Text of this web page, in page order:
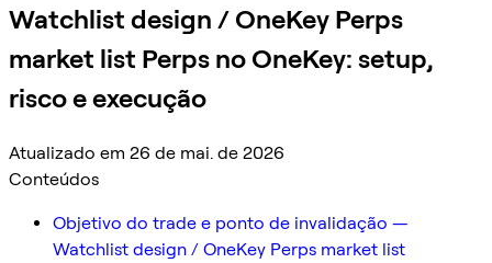
Watchlist design / OneKey Perps
market list Perps no OneKey: setup,
risco e execução
Atualizado em 26 de mai. de 2026
Conteúdos
Objetivo do trade e ponto de invalidação —
Watchlist design / OneKey Perps market list